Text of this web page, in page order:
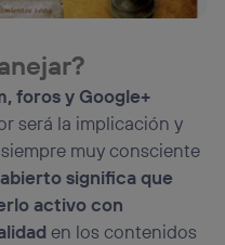
foros y Google+
será la implicación y
muy consciente
significa que
activo con
en los contenidos